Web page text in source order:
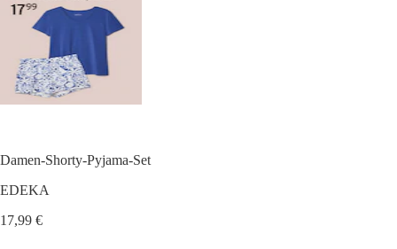
Damen-Shorty-Pyjama-Set
EDEKA
17,99 €